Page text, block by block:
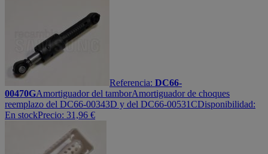
Referencia: DC66-
00470GAmortiguador del tamborAmortiguador de choques
reemplazo del DC66-00343D y del DC66-00531CDisponibilidad:
En stockPrecio: 31,96 €